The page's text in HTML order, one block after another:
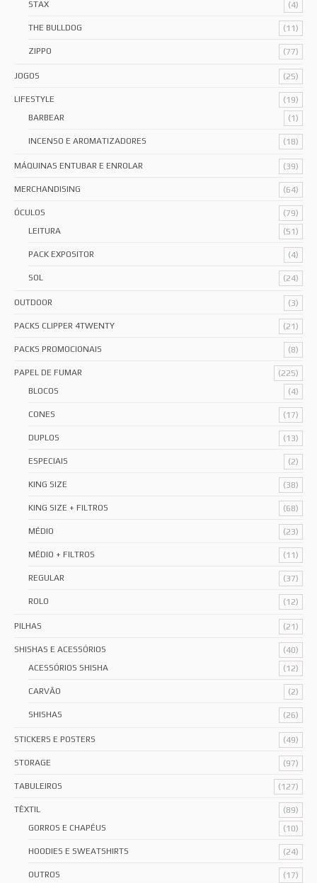
STAX (4)
THE BULLDOG (11)
ZIPPO (77)
JOGOS (25)
LIFESTYLE
(19)
BARBEAR
(1)
INCENSO E AROMATIZADORES (18)
MÁQUINAS ENTUBAR E ENROLAR (39)
MERCHANDISING (64)
ÓCULOS
(79)
LEITURA
(51)
PACK EXPOSITOR (4)
SOL (24)
OUTDOOR (3)
PACKS CLIPPER 4TWENTY (21)
PACKS PROMOCIONAIS (8)
PAPEL DE FUMAR
(225)
BLOCOS
(4)
CONES (17)
DUPLOS (13)
ESPECIAIS (2)
KING SIZE (38)
KING SIZE + FILTROS (68)
MÉDIO (23)
MÉDIO + FILTROS (11)
REGULAR (37)
ROLO (12)
PILHAS (21)
SHISHAS E ACESSÓRIOS
(40)
ACESSÓRIOS SHISHA
(12)
CARVÃO (2)
SHISHAS (26)
STICKERS E POSTERS (49)
STORAGE (97)
TABULEIROS (127)
TÊXTIL
(89)
GORROS E CHAPÉUS
(10)
HOODIES E SWEATSHIRTS (24)
OUTROS (17)